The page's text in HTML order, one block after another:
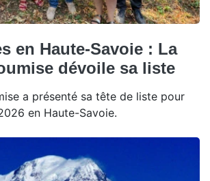
en Haute-Savoie : La
dévoile sa liste
a présenté sa tête de liste pour
en Haute-Savoie.